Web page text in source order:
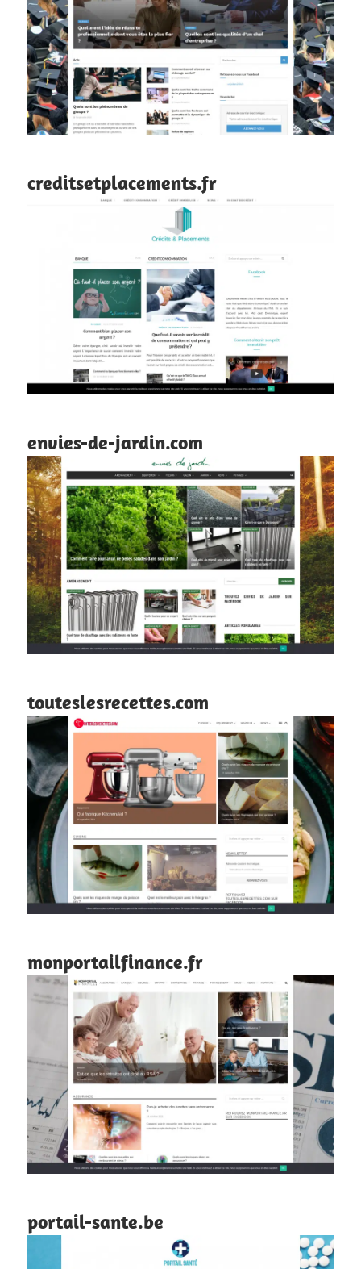
creditsetplacements.fr
envies-de-jardin.com
touteslesrecettes.com
monportailfinance.fr
portail-sante.be